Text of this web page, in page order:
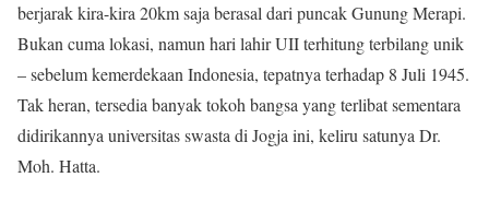
berjarak kira-kira 20km saja berasal dari puncak Gunung Merapi.
Bukan cuma lokasi, namun hari lahir UII terhitung terbilang unik
– sebelum kemerdekaan Indonesia, tepatnya terhadap 8 Juli 1945.
Tak heran, tersedia banyak tokoh bangsa yang terlibat sementara
didirikannya universitas swasta di Jogja ini, keliru satunya Dr.
Moh. Hatta.